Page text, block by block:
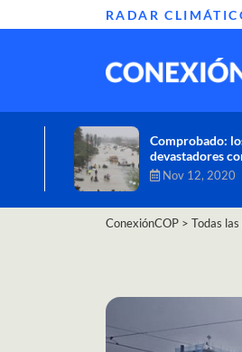
RADAR
Informe de la
efectos del
Oct 26, 2020
ConexiónCOP > Todas